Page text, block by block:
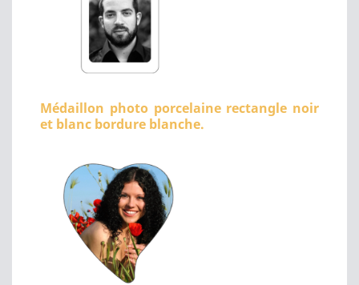
Médaillon photo porcelaine rectangle noir
et blanc bordure blanche.